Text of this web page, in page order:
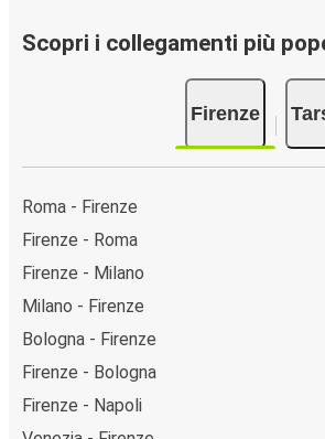
Scopri i collegamenti più
Firenze
Roma - Firenze
Firenze - Roma
Firenze - Milano
Milano - Firenze
Bologna - Firenze
Firenze - Bologna
Firenze - Napoli